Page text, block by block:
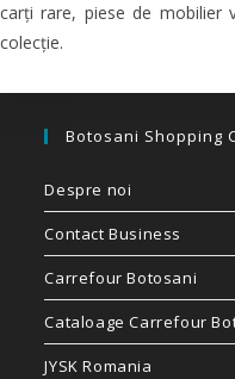
carți rare, piese de mobilier
colecție.
Botosani Shopping
Despre noi
Contact Business
Carrefour Botosani
Cataloage Carrefour
JYSK Romania